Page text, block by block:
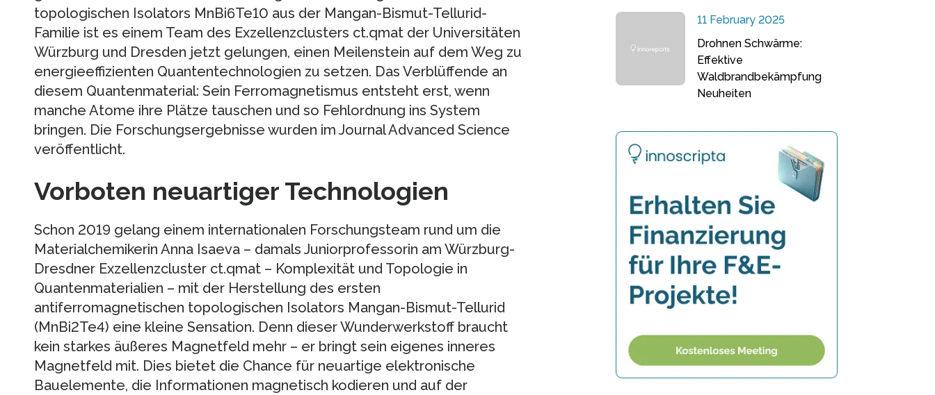
topologischen Isolators MnBi6Te10 aus der Mangan-Bismut-Tellurid-
Familie ist es einem Team des Exzellenzclusters ct.qmat der Universitäten
Würzburg und Dresden jetzt gelungen, einen Meilenstein auf dem Weg zu
energieeffizienten Quantentechnologien zu setzen. Das Verblüffende an
diesem Quantenmaterial: Sein Ferromagnetismus entsteht erst, wenn
manche Atome ihre Plätze tauschen und so Fehlordnung ins System
bringen. Die Forschungsergebnisse wurden im Journal Advanced Science
veröffentlicht.
Vorboten neuartiger Technologien
Schon 2019 gelang einem internationalen Forschungsteam rund um die
Materialchemikerin Anna Isaeva – damals Juniorprofessorin am Würzburg-
Dresdner Exzellenzcluster ct.qmat – Komplexität und Topologie in
Quantenmaterialien – mit der Herstellung des ersten
antiferromagnetischen topologischen Isolators Mangan-Bismut-Tellurid
(MnBi2Te4) eine kleine Sensation. Denn dieser Wunderwerkstoff braucht
kein starkes äußeres Magnetfeld mehr – er bringt sein eigenes inneres
Magnetfeld mit. Dies bietet die Chance für neuartige elektronische
Bauelemente, die Informationen magnetisch kodieren und auf der
11 February 2025
Drohnen Schwärme:
Effektive
Waldbrandbekämpfung
Neuheiten